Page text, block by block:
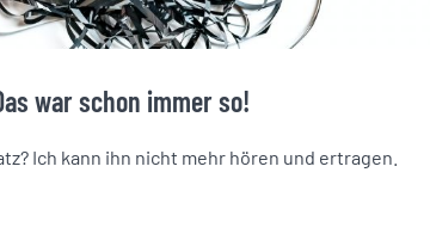
war schon immer so!
Ich kann ihn nicht mehr hören und ertragen.